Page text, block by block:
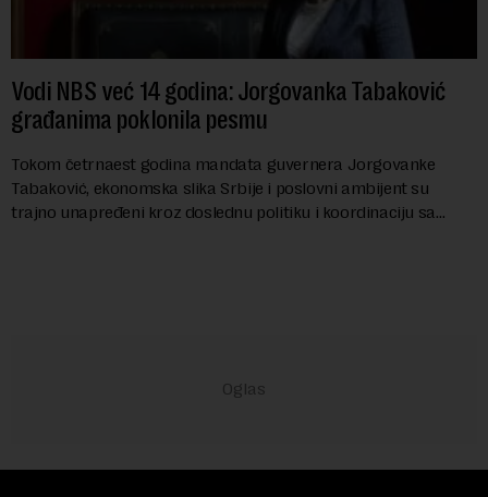
Vodi NBS već 14 godina: Jorgovanka Tabaković
građanima poklonila pesmu
Tokom četrnaest godina mandata guvernera Jorgovanke
Tabaković, ekonomska slika Srbije i poslovni ambijent su
trajno unapređeni kroz doslednu politiku i koordinaciju sa